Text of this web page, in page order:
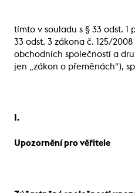
tímto v souladu s § 33 odst. 1
33 odst. 3 zákona č. 125/
obchodních společností a
jen „zákon o přeměnách“),
I.
Upozornění pro věřitele